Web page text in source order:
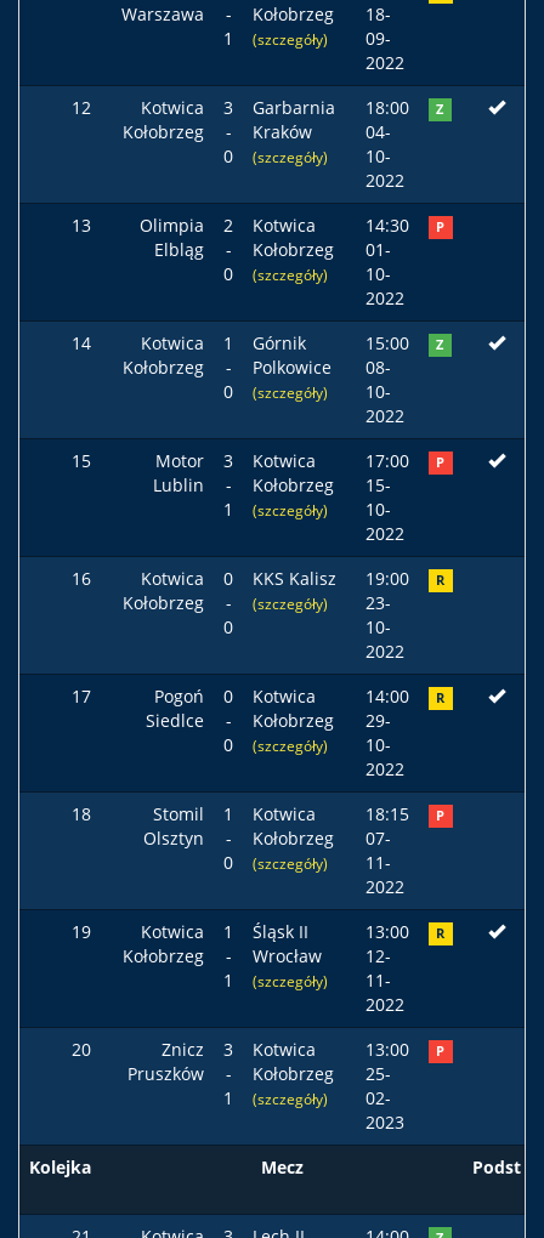
Warszawa
-
1
Kołobrzeg
(szczegóły)
18-
09-
2022
12
Kotwica
Kołobrzeg
3
-
0
Garbarnia
Kraków
(szczegóły)
18:00
04-
10-
2022
Z
13
Olimpia
Elbląg
2
-
0
Kotwica
Kołobrzeg
(szczegóły)
14:30
01-
10-
2022
P
14
Kotwica
Kołobrzeg
1
-
0
Górnik
Polkowice
(szczegóły)
15:00
08-
10-
2022
Z
15
Motor
Lublin
3
-
1
Kotwica
Kołobrzeg
(szczegóły)
17:00
15-
10-
2022
P
16
Kotwica
Kołobrzeg
0
-
0
KKS Kalisz
(szczegóły)
19:00
23-
10-
2022
R
17
Pogoń
Siedlce
0
-
0
Kotwica
Kołobrzeg
(szczegóły)
14:00
29-
10-
2022
R
18
Stomil
Olsztyn
1
-
0
Kotwica
Kołobrzeg
(szczegóły)
18:15
07-
11-
2022
P
19
Kotwica
Kołobrzeg
1
-
1
Śląsk II
Wrocław
(szczegóły)
13:00
12-
11-
2022
R
20
Znicz
Pruszków
3
-
1
Kotwica
Kołobrzeg
(szczegóły)
13:00
25-
02-
2023
P
Kolejka Mecz
Podst